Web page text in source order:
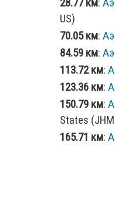
28.77 км:
US)
70.05 км:
84.59 км:
113.72 км:
123.36 км:
150.79 км:
States
165.71 км: